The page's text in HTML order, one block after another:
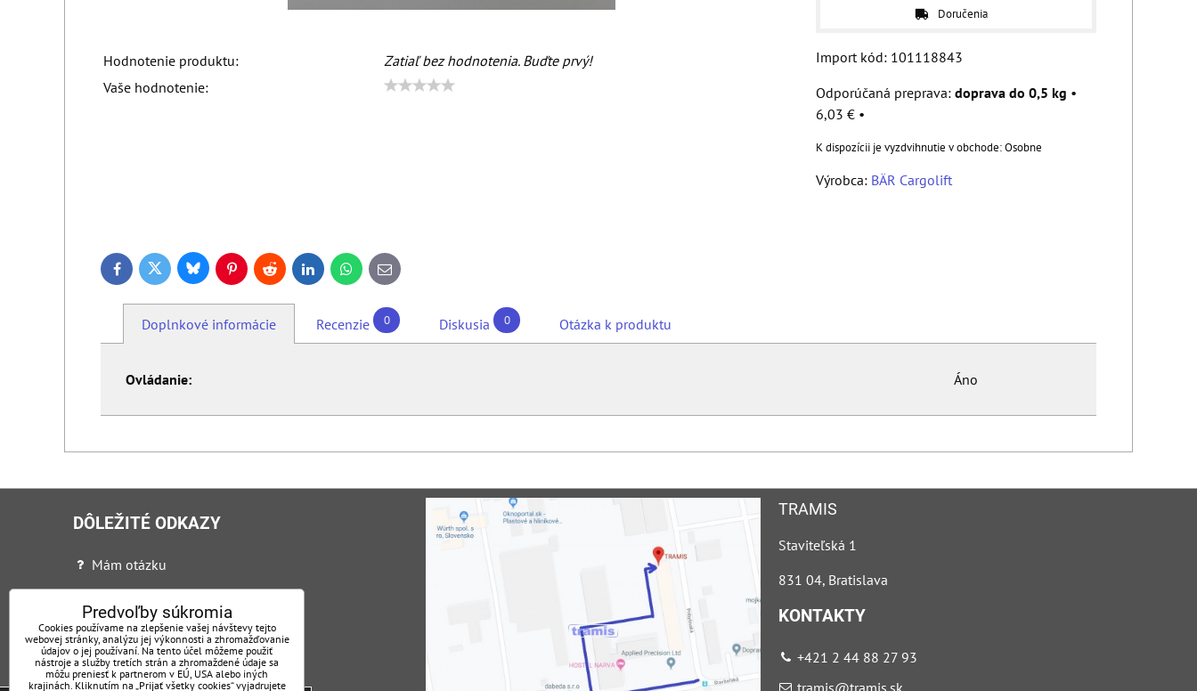
Hodnotenie produktu:
Zatiaľ bez hodnotenia. Buďte prvý!
Vaše hodnotenie:
Doručenia
Import kód: 101118843
doprava do 0,5 kg •
6,03 € •
Osobne
Výrobca: BÄR Cargolift
FacebookTwitter BlueskyPinterestReddit LinkedInWhatsApp
E-
mail
Doplnkové informácie Recenzie 0 Diskusia 0 Otázka k produktu
Ovládanie: Áno
DÔLEŽITÉ ODKAZY
Mám otázku
Ochrana osobných údajov + VOP
Certifikáty
Reklamačný poriadok
Nadstavby
TRAMIS
Staviteľská 1
831 04, Bratislava
KONTAKTY
+421 2 44 88 27 93
Predvoľby súkromia
Cookies používame na zlepšenie vašej návštevy tejto
webovej stránky, analýzu jej výkonnosti a zhromažďovanie
údajov o jej používaní. Na tento účel môžeme použiť
nástroje a služby tretích strán a zhromaždené údaje sa
môžu preniesť k partnerom v EÚ, USA alebo iných
krajinách. Kliknutím na „Prijať všetky cookies“ vyjadrujete